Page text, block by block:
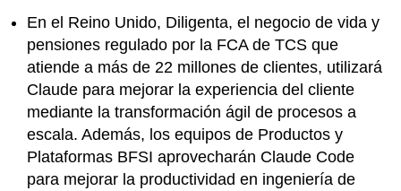
En el Reino Unido, Diligenta, el negocio de vida y
pensiones regulado por la FCA de TCS que
atiende a más de 22 millones de clientes, utilizará
Claude para mejorar la experiencia del cliente
mediante la transformación ágil de procesos a
escala. Además, los equipos de Productos y
Plataformas BFSI aprovecharán Claude Code
para mejorar la productividad en ingeniería de